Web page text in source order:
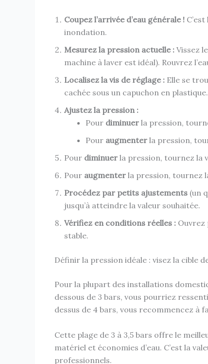
Coupez l’arrivée d’eau générale !
inondation.
Mesurez la pression actuelle : Vissez
machine à laver est idéal). Rouvrez
Localisez la vis de réglage : Elle se
cachée sous un capuchon en plastique.
Ajustez la pression :
Pour diminuer la pression,
Pour augmenter la pression,
Pour diminuer la pression, tournez la
Pour augmenter la pression, tournez
Procédez par petits ajustements (un
jusqu’à atteindre la valeur souhaitée.
Vérifiez en conditions réelles : Ouvrez
stable.
Définir la pression idéale : visez la cible
Pour la plupart des installations
dessous de 3 bars, vous pourriez
dessus de 4 bars, vous recommencez
Cette plage de 3 à 3,5 bars offre le
matériel et économies d’eau. C’est la
professionnels.